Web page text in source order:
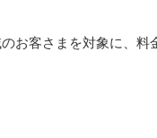
お客さまを対象に、料